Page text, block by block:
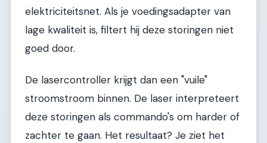
elektriciteitsnet. Als je voedingsadapter van
lage kwaliteit is, filtert hij deze storingen niet
goed door.
De lasercontroller krijgt dan een "vuile"
stroomstroom binnen. De laser interpreteert
deze storingen als commando's om harder of
zachter te gaan. Het resultaat? Je ziet het